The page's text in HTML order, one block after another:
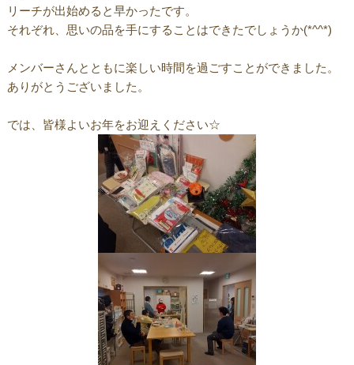
リーチが出始めると早かったです。
それぞれ、思いの品を手にすることはできたでしょうか(*^^*)
メンバーさんとともに楽しい時間を過ごすことができました。
ありがとうございました。
では、皆様よいお年をお迎えください☆